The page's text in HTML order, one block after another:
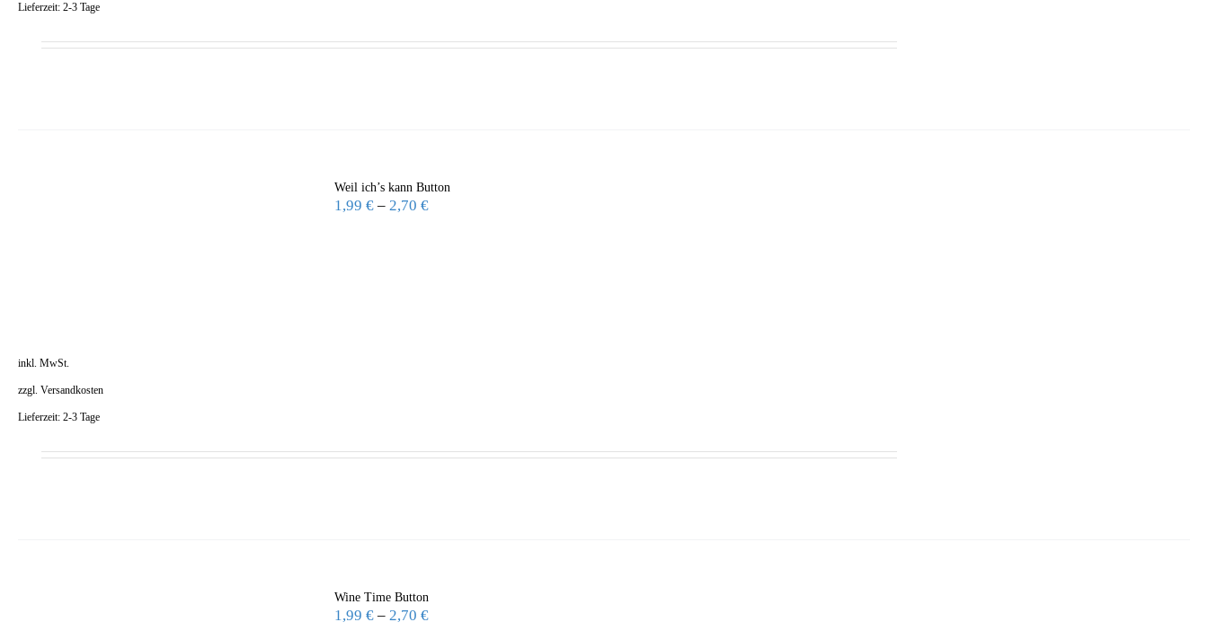
Lieferzeit: 2-3 Tage
Weil ich’s kann Button
1,99€ –2,70€
inkl. MwSt.
zzgl. Versandkosten
Lieferzeit: 2-3 Tage
Wine Time Button
1,99€ –2,70€